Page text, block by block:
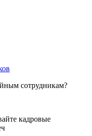
сотрудникам?
кадровые